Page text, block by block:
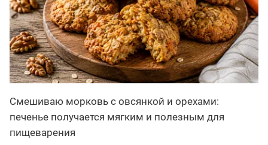
Смешиваю морковь с овсянкой и орехами:
печенье получается мягким и полезным для
пищеварения